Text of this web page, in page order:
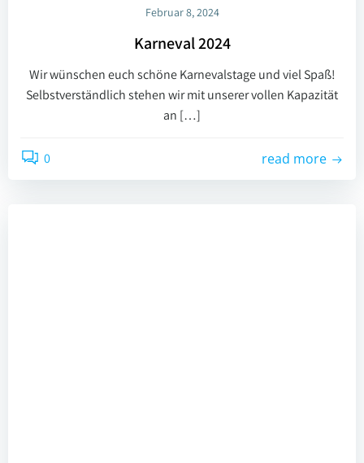
Februar 8, 2024
Karneval 2024
Wir wünschen euch schöne Karnevalstage und viel Spaß!
Selbstverständlich stehen wir mit unserer vollen Kapazität
an […]
0 read more